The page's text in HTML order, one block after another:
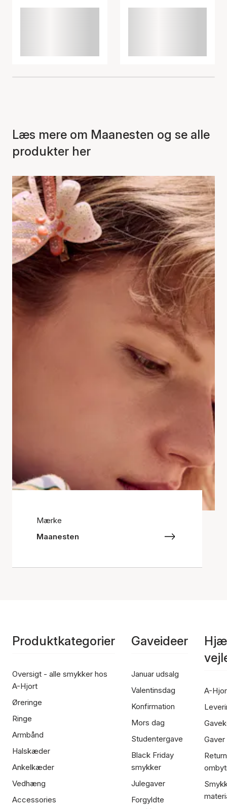
Læs mere om Maanesten og se alle
produkter her
Mærke
Maanesten
Produktkategorier
Oversigt - alle smykker hos
A-Hjort
Øreringe
Ringe
Armbånd
Halskæder
Ankelkæder
Vedhæng
Accessories
Gaveideer
Januar udsalg
Valentinsdag
Konfirmation
Mors dag
Studentergave
Black Friday
smykker
Julegaver
Forgyldte
A-